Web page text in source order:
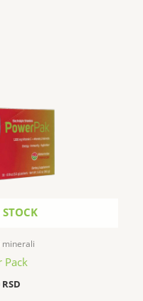
minerali
Pack
RSD